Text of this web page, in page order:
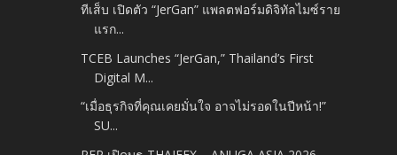
ทีเส็บ เปิดตัว “JerGan” แพลตฟอร์มดิจิทัลไมซ์ราย
แรก...
TCEB Launches “JerGan,” Thailand’s First
Digital M...
“เมื่อธุรกิจที่คุณเคยมั่นใจ อาจไม่รอดในปีหน้า!”
SU...